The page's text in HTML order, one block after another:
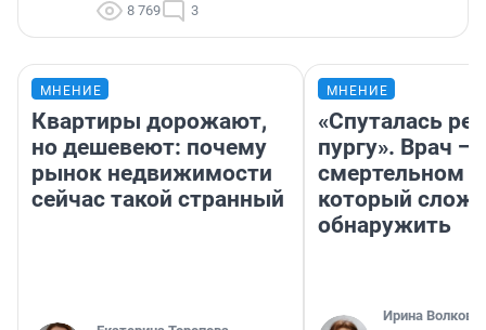
8 769 3
МНЕНИЕ
Квартиры дорожают,
но дешевеют: почему
рынок недвижимости
сейчас такой странный
МНЕНИЕ
«Спуталась
пургу». Врач —
смертельном
который
обнаружить
Ирина Волкова